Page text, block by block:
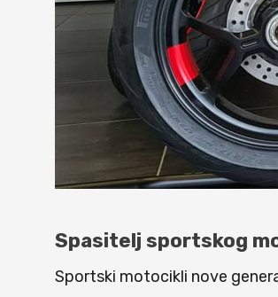
Spasitelj sportskog
Sportski motocikli nove